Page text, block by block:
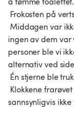
ingen av dem var
personer ble vi
alternativ ved